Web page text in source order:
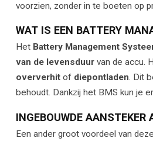
voorzien, zonder in te boeten op
WAT IS EEN BATTERY
Het Battery Management
van de levensduur van de accu.
oververhit of diepontladen. Dit
behoudt. Dankzij het BMS kun je
INGEBOUWDE
Een ander groot voordeel van